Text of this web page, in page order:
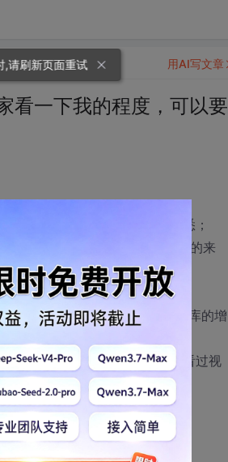
看一下我的程度，可以要
的原理）；Hibernate熟悉；
代理来模拟实现这程度）。总的来
悉jQuery。
的时候练过很多了）。熟悉数据库的增
。（ps：都是自己无聊的时候看过视
谢谢各位前辈了！[/b]
用AI写文章
,请刷新页面重试